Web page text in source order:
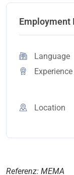
Employment
Language
Location
Referenz: MEMA